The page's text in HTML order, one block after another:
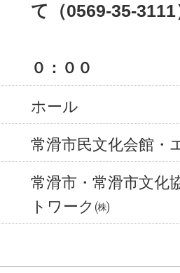
て（0569-35-3111
０：００
ホール
常滑市民文化会館・
常滑市・常滑市文化
トワーク㈱